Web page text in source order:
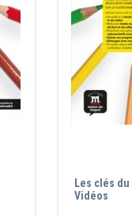
Les clés du
Vidéos